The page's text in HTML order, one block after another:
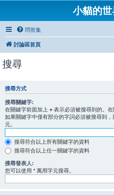
小貓的
問答集
討論區首頁
搜尋
搜尋方式
搜尋關鍵字:
在關鍵字前面加上 + 表示必須被搜尋到的。
如果關鍵字中僅有部分的字詞必須被搜尋到，
元。
搜尋符合以上所有關鍵字的資料
搜尋符合以上任一關鍵字的資料
搜尋發表人:
您可以使用 * 萬用字元搜尋。